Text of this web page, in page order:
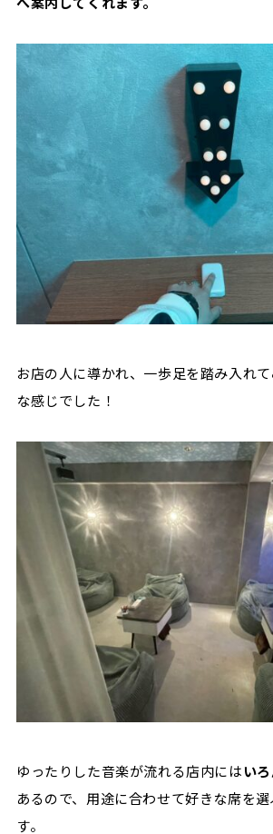
お店の人に導かれ、一歩足を踏み入れ
な感じでした！
ゆったりした音楽が流れる店内にはい
あるので、用途に合わせて好きな席を
す。